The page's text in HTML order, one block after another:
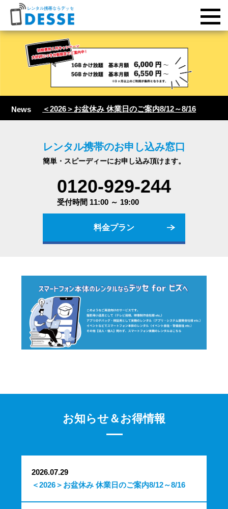
News ＜2026＞お盆休み 休業日のご案内8/12～8/16
レンタル携帯のお申し込み窓口
簡単・スピーディーにお申し込み頂けます。
0120-929-244
受付時間 11:00 ～ 19:00
料金プラン
お知らせ＆お得情報
2026.07.29
＜2026＞お盆休み 休業日のご案内8/12～8/16